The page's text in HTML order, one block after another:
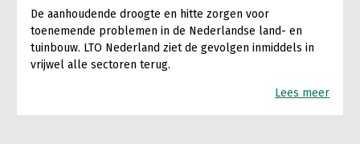
De aanhoudende droogte en hitte zorgen voor
toenemende problemen in de Nederlandse land- en
tuinbouw. LTO Nederland ziet de gevolgen inmiddels in
vrijwel alle sectoren terug.
Lees meer